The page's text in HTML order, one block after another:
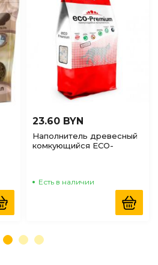
23.60 BYN
Наполнитель древесный
комкующийся ECO-
Есть в наличии